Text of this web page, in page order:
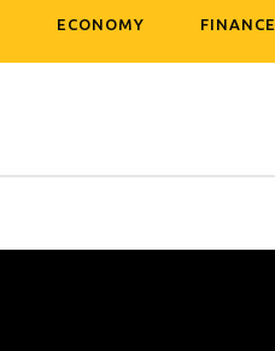
ECONOMY FINANCE